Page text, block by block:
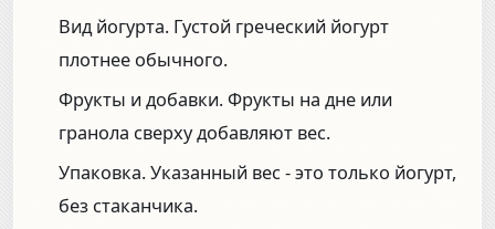
Вид йогурта. Густой греческий йогурт
плотнее обычного.
Фрукты и добавки.Фрукты на дне или
гранола сверху добавляют вес.
Упаковка.Указанный вес - это только йогурт,
без стаканчика.